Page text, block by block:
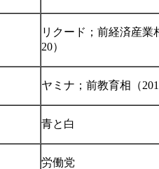
リクード；前経済産業
20）
ヤミナ；前教育相（
青と白
労働党